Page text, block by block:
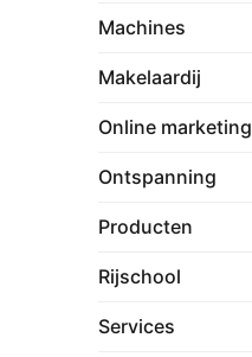
Machines
Makelaardij
Online marketing
Ontspanning
Producten
Rijschool
Services